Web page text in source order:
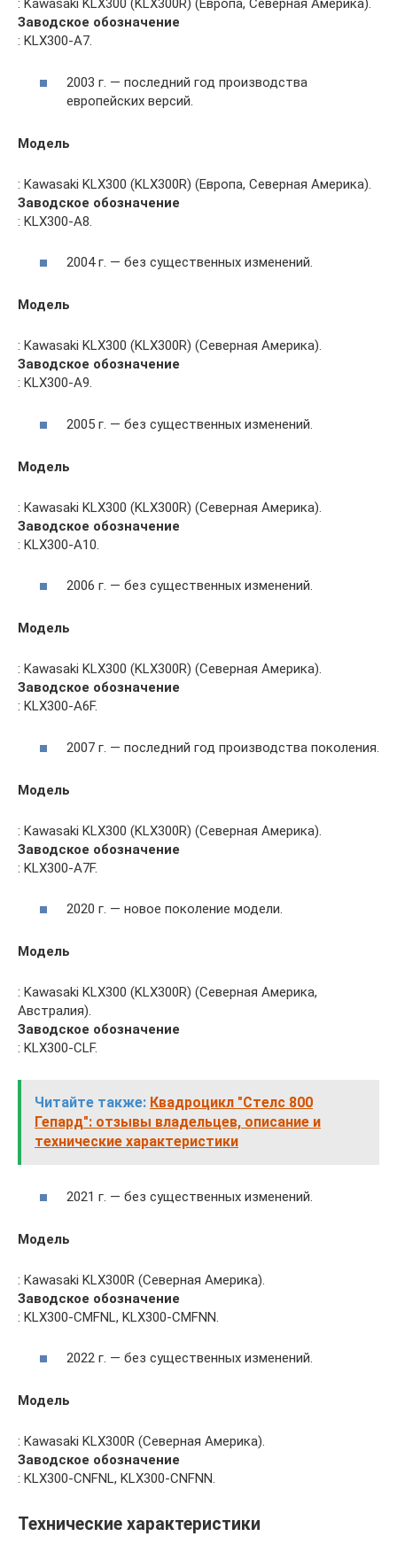
: Kawasaki KLX300 (KLX300R) (Европа, Северная Америка).
Заводское обозначение
: KLX300-A7.
2003 г. — последний год производства
европейских версий.
Модель
: Kawasaki KLX300 (KLX300R) (Европа, Северная Америка).
Заводское обозначение
: KLX300-A8.
2004 г. — без существенных изменений.
Модель
: Kawasaki KLX300 (KLX300R) (Северная Америка).
Заводское обозначение
: KLX300-A9.
2005 г. — без существенных изменений.
Модель
: Kawasaki KLX300 (KLX300R) (Северная Америка).
Заводское обозначение
: KLX300-A10.
2006 г. — без существенных изменений.
Модель
: Kawasaki KLX300 (KLX300R) (Северная Америка).
Заводское обозначение
: KLX300-A6F.
2007 г. — последний год производства поколения.
Модель
: Kawasaki KLX300 (KLX300R) (Северная Америка).
Заводское обозначение
: KLX300-A7F.
2020 г. — новое поколение модели.
Модель
: Kawasaki KLX300 (KLX300R) (Северная Америка,
Австралия).
Заводское обозначение
: KLX300-CLF.
Читайте также: Квадроцикл "Стелс 800
Гепард": отзывы владельцев, описание и
технические характеристики
2021 г. — без существенных изменений.
Модель
: Kawasaki KLX300R (Северная Америка).
Заводское обозначение
: KLX300-CMFNL, KLX300-CMFNN.
2022 г. — без существенных изменений.
Модель
: Kawasaki KLX300R (Северная Америка).
Заводское обозначение
: KLX300-CNFNL, KLX300-CNFNN.
Технические характеристики